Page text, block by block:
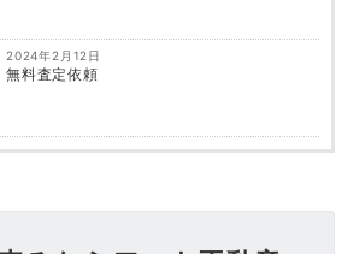
2024年2月12日
無料査定依頼